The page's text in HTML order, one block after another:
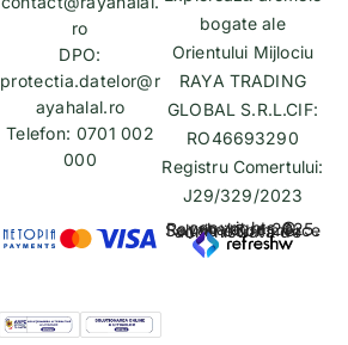
bogate ale
Orientului Mijlociu
RAYA TRADING
GLOBAL S.R.L.CIF:
RO46693290
Registru Comertului:
J29/329/2023
copyrights © Rayahalal.ro 2025. Soluție eCommerce administrată de
ro
DPO:
protectia.datelor@r
ayahalal.ro
Telefon: 0701 002
000